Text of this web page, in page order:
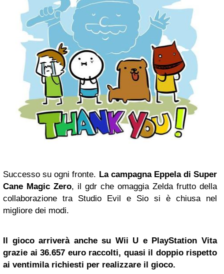
Successo su ogni fronte. La campagna Eppela di Super
Cane Magic Zero, il gdr che omaggia Zelda frutto della
collaborazione tra Studio Evil e Sio si è chiusa nel
migliore dei modi.
Il gioco arriverà anche su Wii U e PlayStation Vita
grazie ai 36.657 euro raccolti, quasi il doppio rispetto
ai ventimila richiesti per realizzare il gioco.